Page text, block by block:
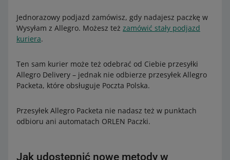
Jednorazowy podjazd zamówisz, gdy nadajesz paczkę w
Wysyłam z Allegro. Możesz też zamówić stały podjazd
kuriera.
Ten sam kurier może też odebrać od Ciebie przesyłki
Allegro Delivery – jednak nie odbierze przesyłek Allegro
Packeta, które obsługuje Poczta Polska.
Przesyłek Allegro Packeta nie nadasz też w punktach
odbioru ani automatach ORLEN Paczki.
Jak udostępnić nowe metody w